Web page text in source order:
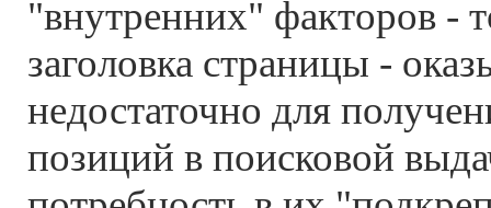
"внутренних" факторов -
заголовка страницы -
недостаточно для
позиций в поисковой